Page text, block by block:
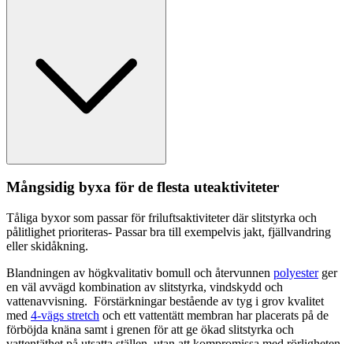
Mångsidig byxa för de flesta uteaktiviteter
Tåliga byxor som passar för friluftsaktiviteter där slitstyrka och
pålitlighet prioriteras- Passar bra till exempelvis jakt, fjällvandring
eller skidåkning.
Blandningen av högkvalitativ bomull och återvunnen polyesterger
en väl avvägd kombination av slitstyrka, vindskydd och
vattenavvisning. Förstärkningar bestående av tyg i grov kvalitet
med 4-vägs stretch och ett vattentätt membran har placerats på de
förböjda knäna samt i grenen för att ge ökad slitstyrka och